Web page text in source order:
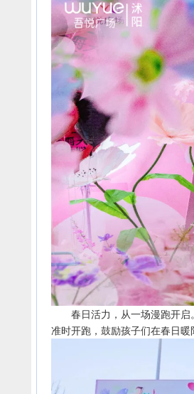
春日活力，从一场漫跑开
准时开跑，鼓励孩子们在春日暖